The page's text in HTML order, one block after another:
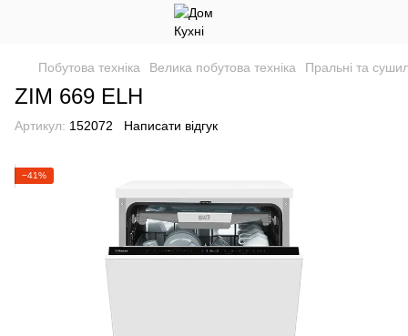
Побутова техніка Велика побутова техніка Пральні та
ZIM 669 ELH
Артикул: 152072 Написати відгук
−41%